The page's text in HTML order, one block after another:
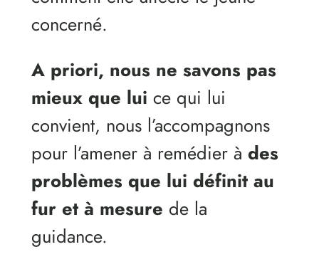
concerné.
A priori, nous ne savons pas
mieux que lui ce qui lui
convient, nous l’accompagnons
pour l’amener à remédier à des
problèmes que lui définit au
fur et à mesure de la
guidance.